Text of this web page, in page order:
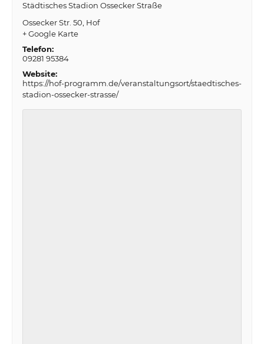
Städtisches Stadion Ossecker Straße
Ossecker Str. 50 Hof
+ Google Karte
Telefon:
09281 95384
Website:
https://hof-programm.de/veranstaltungsort/staedtisches-
stadion-ossecker-strasse/